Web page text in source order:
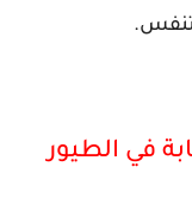
في الطيور